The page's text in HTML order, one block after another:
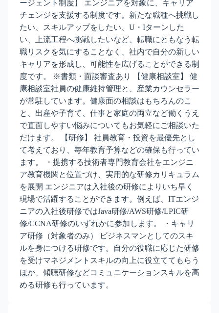
ージェント制度】 エンジニアを対象に、キャリア
チェンジを支援する制度です。新たな職種へ挑戦し
たい、スキルアップをしたい、U・Iターンした
い、上流工程へ挑戦したいなど、転職にともなう転
職リスクを気にすることなく、社内で自分の新しい
キャリアを形成し、可能性を広げることができる制
度です。 ※書類・面談審査あり 【健康相談室】 健
康相談室社員の健康維持管理と、産業カウンセラー
が常駐しています。健康面の相談はもちろんのこ
と、出産や子育て、仕事と家庭の両立など働くうえ
で直面しやすい悩みについてもお気軽にご相談いた
だけます。 【研修】 社員教育・投資を最優先とし
て考えており、毎年教育予算などの確保も行ってい
ます。 ・提携する技術者専門教育会社をエンジニ
ア教育機関と位置づけ、実用的な研修カリキュラム
を展開 エンジニアは入社後の研修によりいち早く
現場で活躍することができます。例えば、ITエンジ
ニアの入社後研修ではJava研修/AWS研修/LPIC研
修/CCNA研修のいずれかに参加します。 ・キャリ
ア研修（対象者のみ） ビジネスマンとしてのスキ
ルを身につける研修です。自分の役職に応じた研修
を受けマネジメントスキルの向上に役立ててもらう
ほか、傾聴研修などコミュニケーションスキルを高
める研修も行っています。